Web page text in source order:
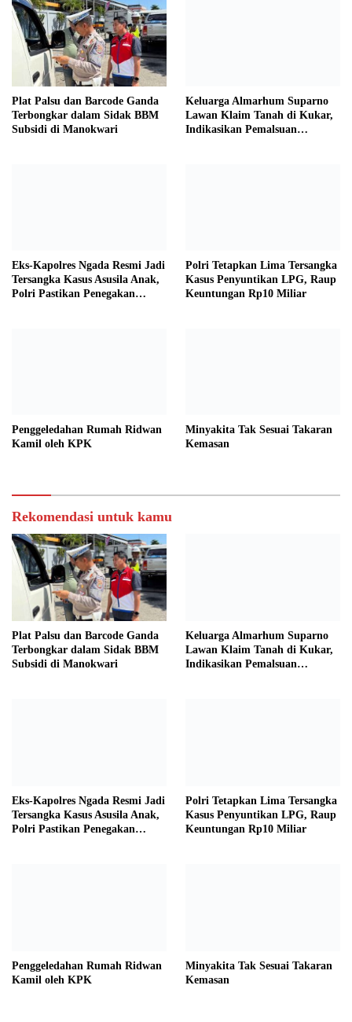
Plat Palsu dan Barcode Ganda
Terbongkar dalam Sidak BBM
Subsidi di Manokwari
Keluarga Almarhum Suparno
Lawan Klaim Tanah di Kukar,
Indikasikan Pemalsuan
Eks-Kapolres Ngada Resmi Jadi
Tersangka Kasus Asusila Anak,
Polri Pastikan Penegakan
Polri Tetapkan Lima Tersangka
Kasus Penyuntikan LPG, Raup
Keuntungan Rp10 Miliar
Penggeledahan Rumah Ridwan
Kamil oleh KPK
Minyakita Tak Sesuai Takaran
Kemasan
Rekomendasi untuk kamu
Plat Palsu dan Barcode Ganda
Terbongkar dalam Sidak BBM
Subsidi di Manokwari
Keluarga Almarhum Suparno
Lawan Klaim Tanah di Kukar,
Indikasikan Pemalsuan
Eks-Kapolres Ngada Resmi Jadi
Tersangka Kasus Asusila Anak,
Polri Pastikan Penegakan
Polri Tetapkan Lima Tersangka
Kasus Penyuntikan LPG, Raup
Keuntungan Rp10 Miliar
Penggeledahan Rumah Ridwan
Kamil oleh KPK
Minyakita Tak Sesuai Takaran
Kemasan